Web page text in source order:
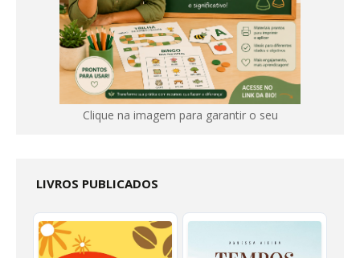
Clique na imagem para garantir o seu
LIVROS PUBLICADOS